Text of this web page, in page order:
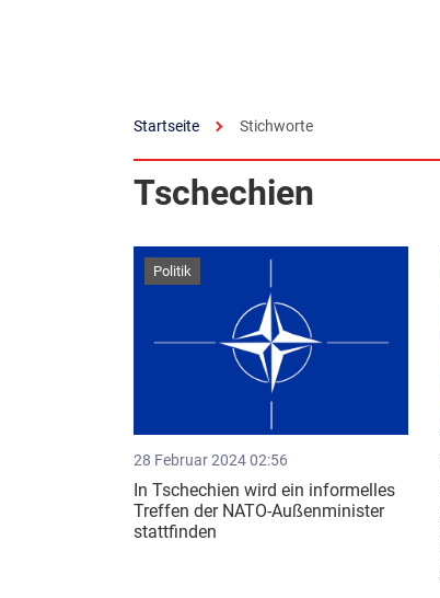
Startseite Stichworte
Tschechien
28 Februar 2024 02:56
In Tschechien wird ein informelles
Treffen der NATO-Außenminister
stattfinden
Politik